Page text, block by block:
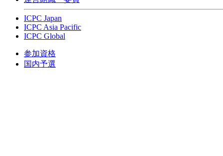
ICPC Japan
ICPC Asia Pacific
ICPC Global
参加資格
国内予選